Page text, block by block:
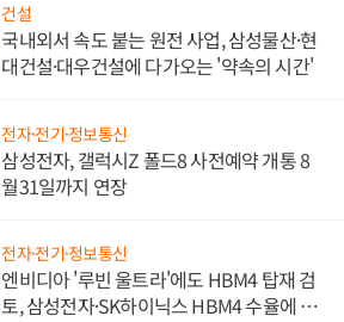
건설
국내외서 속도 붙는 원전 사업, 삼성물산·현
대건설·대우건설에 다가오는 '약속의 시간'
전자·전기·정보통신
삼성전자, 갤럭시Z 폴드8 사전예약 개통 8
월31일까지 연장
전자·전기·정보통신
엔비디아 '루빈 울트라'에도 HBM4 탑재 검
토, 삼성전자·SK하이닉스 HBM4 수율에 주